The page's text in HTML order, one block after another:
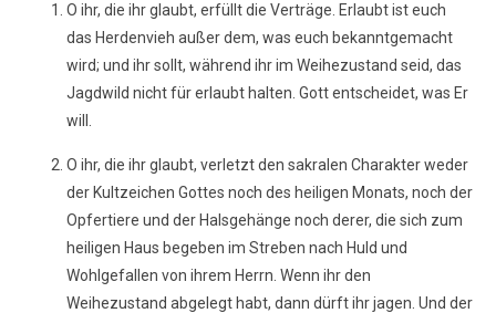
O ihr, die ihr glaubt, erfüllt die Verträge. Erlaubt ist euch
das Herdenvieh außer dem, was euch bekanntgemacht
wird; und ihr sollt, während ihr im Weihezustand seid, das
Jagdwild nicht für erlaubt halten. Gott entscheidet, was Er
will.
O ihr, die ihr glaubt, verletzt den sakralen Charakter weder
der Kultzeichen Gottes noch des heiligen Monats, noch der
Opfertiere und der Halsgehänge noch derer, die sich zum
heiligen Haus begeben im Streben nach Huld und
Wohlgefallen von ihrem Herrn. Wenn ihr den
Weihezustand abgelegt habt, dann dürft ihr jagen. Und der